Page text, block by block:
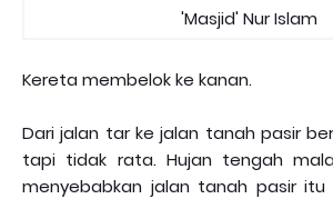
'Masjid' Nur Islam
Kereta membelok ke kanan.
Dari jalan tar ke jalan tanah pasir
tapi tidak rata. Hujan tengah
menyebabkan jalan tanah pasir itu